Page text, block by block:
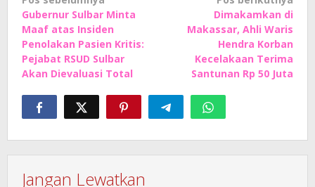
pos
Gubernur Sulbar Minta
Maaf atas Insiden
Penolakan Pasien Kritis:
Pejabat RSUD Sulbar
Akan Dievaluasi Total
Dimakamkan di
Makassar, Ahli Waris
Hendra Korban
Kecelakaan Terima
Santunan Rp 50 Juta
Jangan Lewatkan